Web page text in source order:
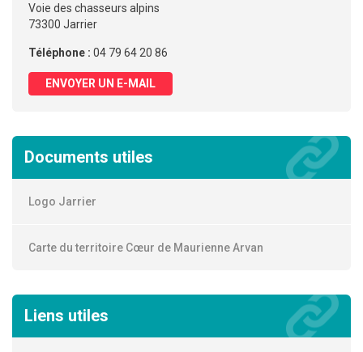
Voie des chasseurs alpins
73300 Jarrier
Téléphone : 04 79 64 20 86
ENVOYER UN E-MAIL
Documents utiles
Logo Jarrier
Carte du territoire Cœur de Maurienne Arvan
Liens utiles